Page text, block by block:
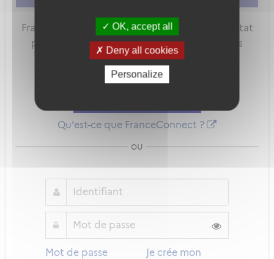
OK, accept all
Deny all cookies
Personalize
FranceConnect est la solution proposée par l'Etat
pour sécuriser et simplifier la connexion à vos
services en ligne.
Qu'est-ce que FranceConnect ?
ou
Mot de passe
Je crée mon